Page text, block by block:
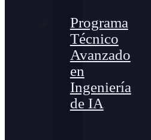
Programa
Técnico
Avanzado
en
Ingeniería
de IA